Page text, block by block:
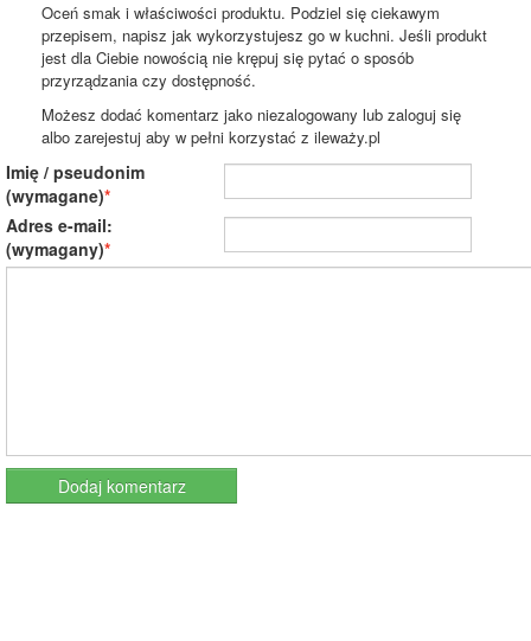
Oceń smak i właściwości produktu. Podziel się ciekawym
przepisem, napisz jak wykorzystujesz go w kuchni. Jeśli produkt
jest dla Ciebie nowością nie krępuj się pytać o sposób
przyrządzania czy dostępność.
Możesz dodać komentarz jako niezalogowany lub zaloguj się
albo zarejestuj aby w pełni korzystać z ileważy.pl
Imię / pseudonim
(wymagane)
Adres e-mail:
(wymagany)